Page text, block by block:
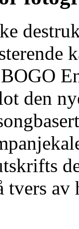
den
tvers